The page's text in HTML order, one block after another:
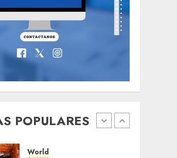
POPULARES
The full story of
Thailand’s
extraordinary cave
rescue
MAYO 14, 2024
acompañó a Lionel
desde sus primeros
AGOSTO 8, 2026
World